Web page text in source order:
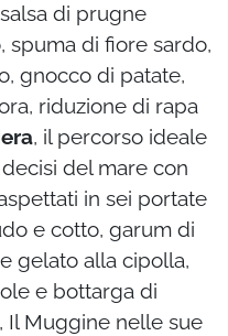
di prugne
spuma di fiore sardo,
gnocco di patate,
riduzione di rapa
, il percorso ideale
del mare con
in sei portate
e cotto, garum di
gelato alla cipolla,
e bottarga di
Il Muggine nelle sue